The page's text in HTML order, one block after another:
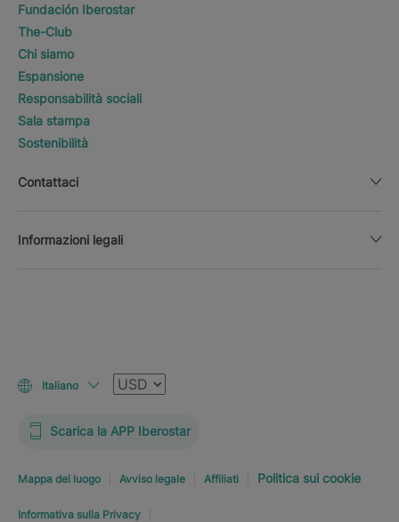
Fundación Iberostar
The-Club
Chi siamo
Espansione
Responsabilità sociali
Sala stampa
Sostenibilità
Contattaci
Informazioni legali
Italiano Valuta
Scarica la APP Iberostar
Mappa del luogo Avviso legale Affiliati Politica sui cookie
Informativa sulla Privacy